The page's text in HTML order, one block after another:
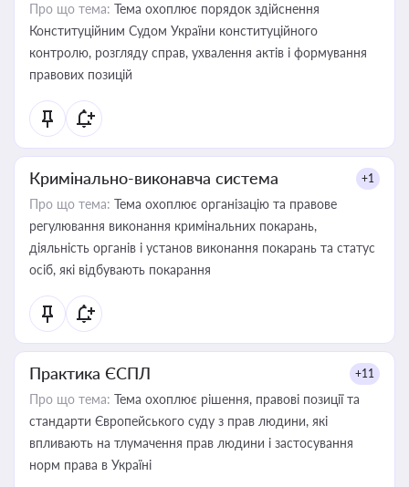
Про що тема: Тема охоплює порядок здійснення
Конституційним Судом України конституційного
контролю, розгляду справ, ухвалення актів і формування
правових позицій
Кримінально-виконавча система +1
Про що тема: Тема охоплює організацію та правове
регулювання виконання кримінальних покарань,
діяльність органів і установ виконання покарань та статус
осіб, які відбувають покарання
Практика ЄСПЛ +11
Про що тема: Тема охоплює рішення, правові позиції та
стандарти Європейського суду з прав людини, які
впливають на тлумачення прав людини і застосування
норм права в Україні